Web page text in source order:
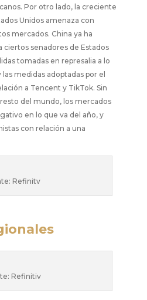
Por otro lado, la creciente
Unidos amenaza con
mercados. China ya ha
ciertos senadores de Estados
tomadas en represalia a lo
medidas adoptadas por el
a Tencent y TikTok. Sin
del mundo, los mercados
en lo que va del año, y
con relación a una
Refinitv
Refinitiv